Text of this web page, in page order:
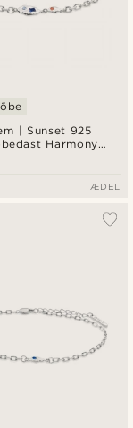
| Sunset 925
Harmony
ÆDEL